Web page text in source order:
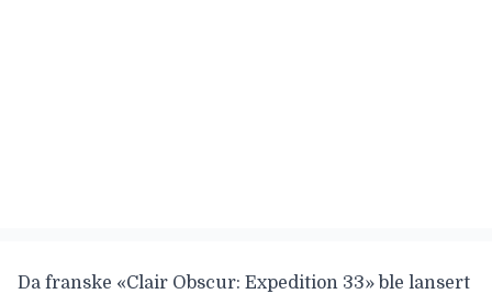
Da franske «Clair Obscur: Expedition 33» ble lansert